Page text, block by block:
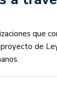
que
de